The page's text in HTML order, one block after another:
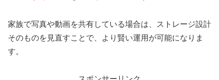
家族で写真や動画を共有している場合は、ストレージ設計
そのものを見直すことで、より賢い運用が可能になりま
す。